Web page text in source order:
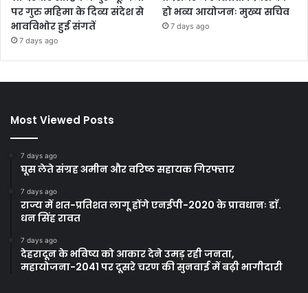
पर गुरु महिमा के दिव्य संदेश से
भावविभोर हुई संगतें
7 days ago
हो भव्य आयोजनः मुख्य सचिव
7 days ago
Most Viewed Posts
7 days ago
घूस लेते संग्रह अमीन और वरिष्ठ सहायक गिरफ्तार
7 days ago
राज्य में शत-प्रतिशत लागू होंगे एनईपी-2020 के प्रावधानः डाॅ.
धन सिंह रावत
7 days ago
देहरादून के भविष्य को आकार देने उमड़ रही जनता,
महायोजना-2041 पर दूसरे चरण की सुनवाई में बढ़ी भागीदारी